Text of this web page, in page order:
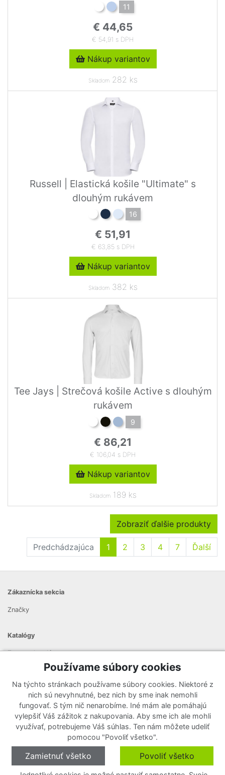
11
€ 44,65
€ 54,91 s DPH
Nákup variantov
Skladom282 ks
Russell | Elastická košile "Ultimate" s
dlouhým rukávem
16
€ 51,91
€ 63,85 s DPH
Nákup variantov
Skladom382 ks
Tee Jays | Strečová košile Active s dlouhým
rukávem
9
€ 86,21
€ 106,04 s DPH
Nákup variantov
Skladom189 ks
Zobraziť ďalšie produkty
Predchádzajúca 1 2 3 4 7 Ďalší
Zákaznícka sekcia
Značky
Katalógy
Zoznam katalógov
Zaregistrujte sa k odberu nášho newslettera a nenechajte si
ujsť žiadne ponuky ani nové produkty.
Používame súbory cookies
Na týchto stránkach používame súbory cookies. Niektoré z
nich sú nevyhnutné, bez nich by sme inak nemohli
fungovať. S tým nič nenarobíme. Iné mám ale pomáhajú
vylepšiť Váš zážitok z nakupovania. Aby sme ich ale mohli
využívať, potrebujeme Váš súhlas. Ten nám môžete udeliť
pomocou "Povoliť všetko".
Zamietnuť všetko Povoliť všetko